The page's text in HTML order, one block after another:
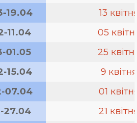
19.04
13
11.04
05
01.05
25
15.04
9 квітня
07.04
01
27.04 21